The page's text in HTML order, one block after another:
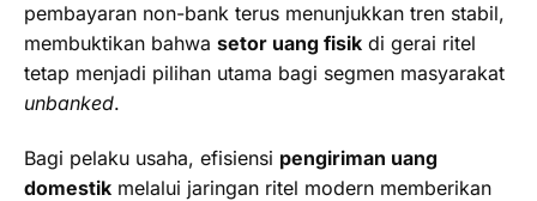
pembayaran non-bank terus menunjukkan tren stabil,
membuktikan bahwa setor uang fisik di gerai ritel
tetap menjadi pilihan utama bagi segmen masyarakat
unbanked.
Bagi pelaku usaha, efisiensi pengiriman uang
domestik melalui jaringan ritel modern memberikan